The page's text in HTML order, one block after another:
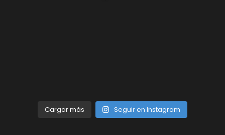
Cargar más Seguir en Instagram